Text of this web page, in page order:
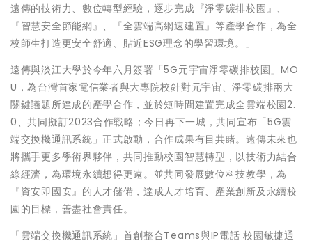
遠傳的技術力、數位轉型經驗，逐步完成『淨零碳排校園』、
『智慧安全節能網』、『全雲端高網速建置』等產學合作，為全
校師生打造更安全舒適、貼近ESG理念的學習環境。」
遠傳與淡江大學於今年六月簽署「5G元宇宙淨零碳排校園」MO
U，為台灣首家電信業者與大專院校針對元宇宙、淨零碳排兩大
關鍵議題所達成的產學合作，並於短時間建置完成全雲端校園2.
0、共同擬訂2023合作戰略；今日再下一城，共同宣布「5G雲
端交換機通訊系統」正式啟動，合作成果有目共睹。遠傳未來也
將攜手更多學術界夥伴，共同推動校園智慧轉型，以技術力結合
綠經濟，為環境永續想得更遠。並共同發展數位科技教學，為
『資安即國安』的人才儲備，達成人才培育、產業創新及永續校
園的目標，善盡社會責任。
「雲端交換機通訊系統」首創整合Teams與IP電話 校園敏捷通